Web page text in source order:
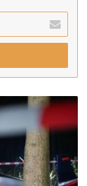
بريدك
الإلكتروني